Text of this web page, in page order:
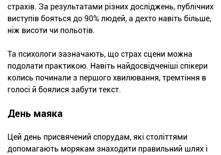
страхів. За результатами різних досліджень, публічних
виступів бояться до 90% людей, а дехто навіть більше,
ніж висоти чи польотів.
Та психологи зазначають, що страх сцени можна
подолати практикою. Навіть найдосвідченіші спікери
колись починали з першого хвилювання, тремтіння в
голосі й боялися забути текст.
День маяка
Цей день присвячений спорудам, які століттями
допомагають морякам знаходити правильний шлях і